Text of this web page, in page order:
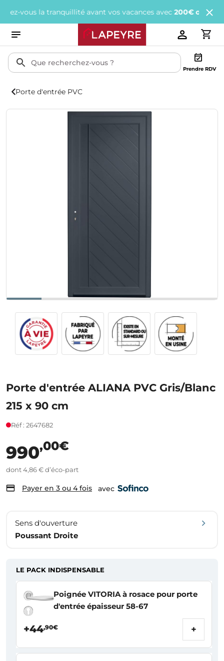
la tranquillité avant vos vacances avec200€ offertstous
Prendre RDV
Porte d'entrée PVC
Porte d'entrée ALIANA PVC Gris/Blanc
215 x 90 cm
Réf : 2647682
990,00€
dont 4,86 € d’éco-part
Payer en 3 ou 4 fois avec
Sens d'ouverture
Poussant Droite
LE PACK INDISPENSABLE
Poignée VITORIA à rosace pour porte
d'entrée épaisseur 58-67
+44,90€ +